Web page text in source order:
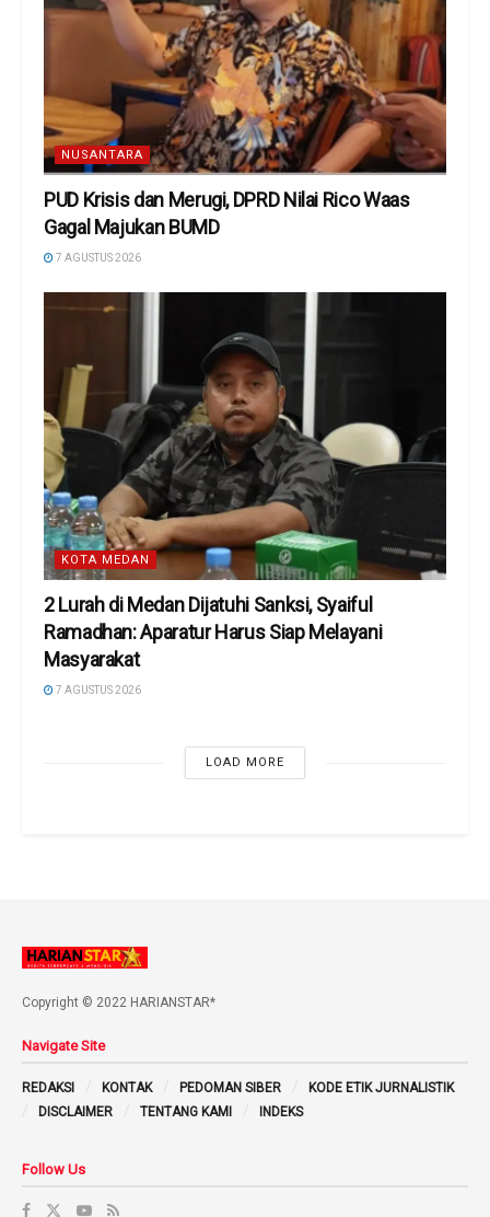
NUSANTARA
PUD Krisis dan Merugi, DPRD Nilai Rico Waas
Gagal Majukan BUMD
7 AGUSTUS 2026
KOTA MEDAN
2 Lurah di Medan Dijatuhi Sanksi, Syaiful
Ramadhan: Aparatur Harus Siap Melayani
Masyarakat
7 AGUSTUS 2026
LOAD MORE
Copyright © 2022 HARIANSTAR*
Navigate Site
REDAKSI KONTAK PEDOMAN SIBER
KODE ETIK JURNALISTIK
DISCLAIMER
TENTANG KAMI INDEKS
Follow Us